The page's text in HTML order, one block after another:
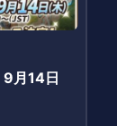
9月14日